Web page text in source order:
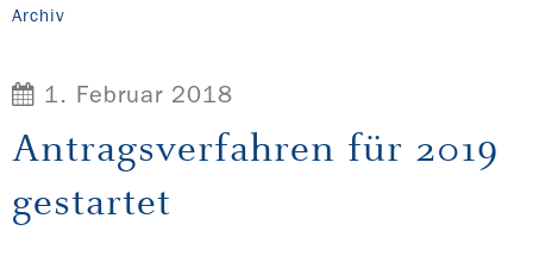
Archiv
1. Februar 2018
Antragsverfahren für 2019
gestartet